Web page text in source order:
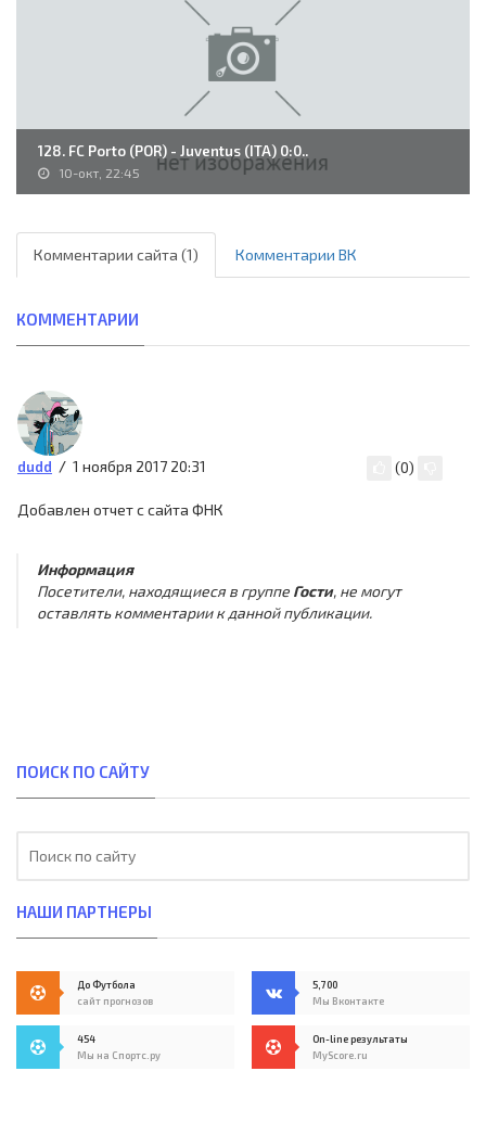
128. FC Porto (POR) - Juventus (ITA) 0:0..
10-окт, 22:45
Комментарии сайта (1) Комментарии ВК
КОММЕНТАРИИ
dudd 1 ноября 2017 20:31 (0)
Добавлен отчет с сайта ФНК
Информация
Посетители, находящиеся в группе Гости, не могут
оставлять комментарии к данной публикации.
ПОИСК ПО САЙТУ
НАШИ ПАРТНЕРЫ
До Футбола
сайт прогнозов
5,700
Мы Вконтакте
454
Мы на Спортс.ру
On-line результаты
MyScore.ru